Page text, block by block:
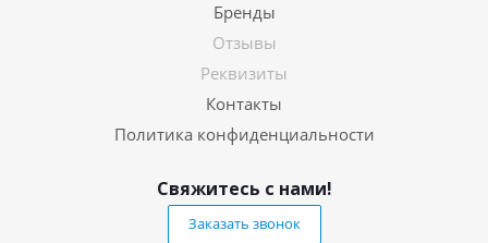
Бренды
Отзывы
Реквизиты
Контакты
Политика конфиденциальности
Свяжитесь с нами!
Заказать звонок